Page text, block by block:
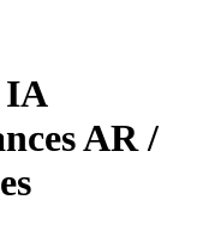
IA
AR /